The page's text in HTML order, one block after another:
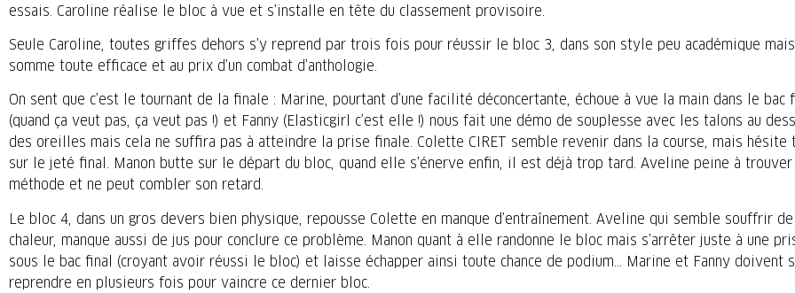
essais. Caroline réalise le bloc à vue et s’installe en tête du classement provisoire.
Seule Caroline, toutes griffes dehors s’y reprend par trois fois pour réussir le bloc 3, dans son style peu académique mais
somme toute efficace et au prix d’un combat d’anthologie.
On sent que c’est le tournant de la finale : Marine, pourtant d’une facilité déconcertante, échoue à vue la main dans le bac
(quand ça veut pas, ça veut pas !) et Fanny (Elasticgirl c’est elle !) nous fait une démo de souplesse avec les talons au
des oreilles mais cela ne suffira pas à atteindre la prise finale. Colette CIRET semble revenir dans la course, mais hésite
sur le jeté final. Manon butte sur le départ du bloc, quand elle s’énerve enfin, il est déjà trop tard. Aveline peine à
méthode et ne peut combler son retard.
Le bloc 4, dans un gros devers bien physique, repousse Colette en manque d’entraînement. Aveline qui semble souffrir
chaleur, manque aussi de jus pour conclure ce problème. Manon quant à elle randonne le bloc mais s’arrêter juste à une
sous le bac final (croyant avoir réussi le bloc) et laisse échapper ainsi toute chance de podium… Marine et Fanny doivent
reprendre en plusieurs fois pour vaincre ce dernier bloc.